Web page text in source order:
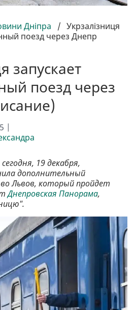
Дніпра / Укрзалізниця
поезд через Днепр
запускает
поезд через
|
19 декабря,
дополнительный
Львов, который пройдет
Днепровская Панорама,